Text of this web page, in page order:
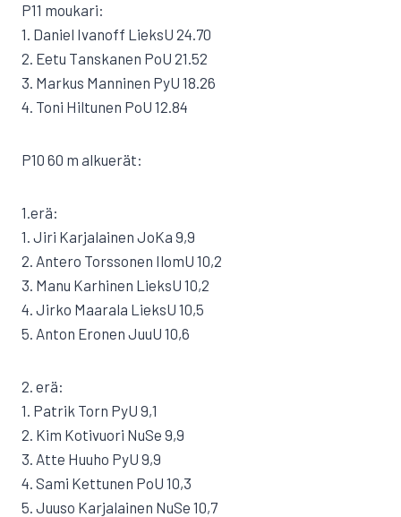
P11 moukari:
1. Daniel Ivanoff LieksU 24.70
2. Eetu Tanskanen PoU 21.52
3. Markus Manninen PyU 18.26
4. Toni Hiltunen PoU 12.84
P10 60 m alkuerät:
1.erä:
1. Jiri Karjalainen JoKa 9,9
2. Antero Torssonen IlomU 10,2
3. Manu Karhinen LieksU 10,2
4. Jirko Maarala LieksU 10,5
5. Anton Eronen JuuU 10,6
2. erä:
1. Patrik Torn PyU 9,1
2. Kim Kotivuori NuSe 9,9
3. Atte Huuho PyU 9,9
4. Sami Kettunen PoU 10,3
5. Juuso Karjalainen NuSe 10,7